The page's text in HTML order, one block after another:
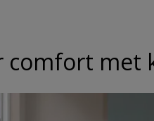
comfort met